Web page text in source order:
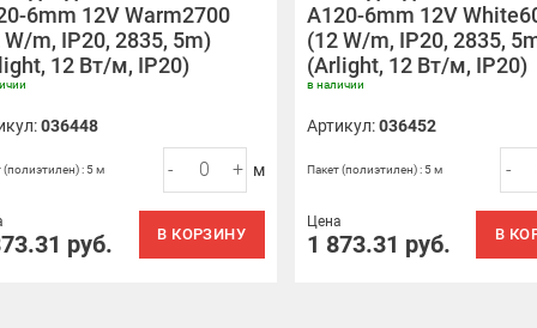
6mm 12V Warm2700
W/m, IP20, 2835, 5m)
12 Вт/м, IP20)
036448
- + м
(полиэтилен) : 5 м
руб. В КОРЗИНУ
A120-6mm 12V
(12 W/m, IP20, 2835,
(Arlight, 12 Вт/м, IP20)
в наличии
Артикул:036452
-
Пакет (полиэтилен) : 5 м
Цена
1 873.31 руб. В